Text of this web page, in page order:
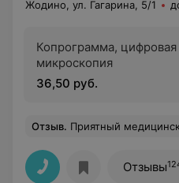
Жодино, ул. Гагарина, 5/1
Копрограмма, цифровая
микроскопия
36,50 руб.
Отзыв. Приятный
Отзывы